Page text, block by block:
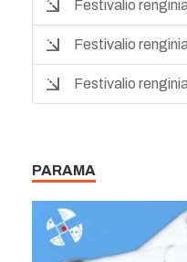
Festivalio
Festivalio
Festivalio
PARAMA